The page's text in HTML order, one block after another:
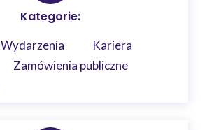
Kategorie:
Wydarzenia
Kariera
Zamówienia publiczne